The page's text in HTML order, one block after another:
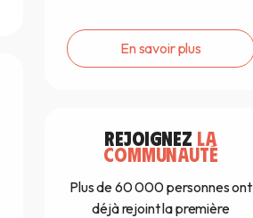
En savoir plus
REJOIGNEZ LA
COMMUNAUTÉ
Plus de 60 000 personnes ont
déjà rejoint la première